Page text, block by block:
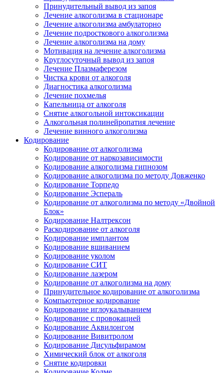
Принудительный вывод из запоя
Лечение алкоголизма в стационаре
Лечение алкоголизма амбулаторно
Лечение подросткового алкоголизма
Лечение алкоголизма на дому
Мотивация на лечение алкоголизма
Круглосуточный вывод из запоя
Лечение Плазмаферезом
Чистка крови от алкоголя
Диагностика алкоголизма
Лечение похмелья
Капельница от алкоголя
Снятие алкогольной интоксикации
Алкогольная полинейропатия лечение
Лечение винного алкоголизма
Кодирование
Кодирование от алкоголизма
Кодирование от наркозависимости
Кодирование алкоголизма гипнозом
Кодирование алкоголизма по методу Довженко
Кодирование Торпедо
Кодирование Эспераль
Кодирование от алкоголизма по методу «Двойной
Блок»
Кодирование Налтрексон
Раскодирование от алкоголя
Кодирование имплантом
Кодирование вшиванием
Кодирование уколом
Кодирование СИТ
Кодирование лазером
Кодирование от алкоголизма на дому
Принудительное кодирование от алкоголизма
Компьютерное кодирование
Кодирование иглоукалыванием
Кодирование с провокацией
Кодирование Аквилонгом
Кодирование Вивитролом
Кодирование Дисульфирамом
Химический блок от алкоголя
Снятие кодировки